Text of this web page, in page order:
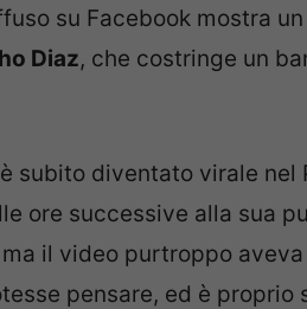
su Facebook mostra
Diaz, che costringe un
subito diventato virale nel
ore successive alla sua
il video purtroppo
pensare, ed è proprio